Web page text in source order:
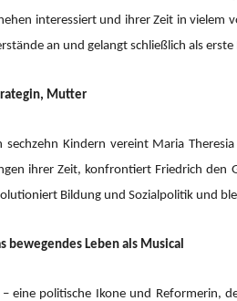
interessiert und ihrer Zeit in
an und gelangt schließlich als
Mutter
Kindern vereint Maria
ihrer Zeit, konfrontiert Friedrich den
Bildung und Sozialpolitik und
bewegendes Leben als Musical
– eine politische Ikone und Reformerin,